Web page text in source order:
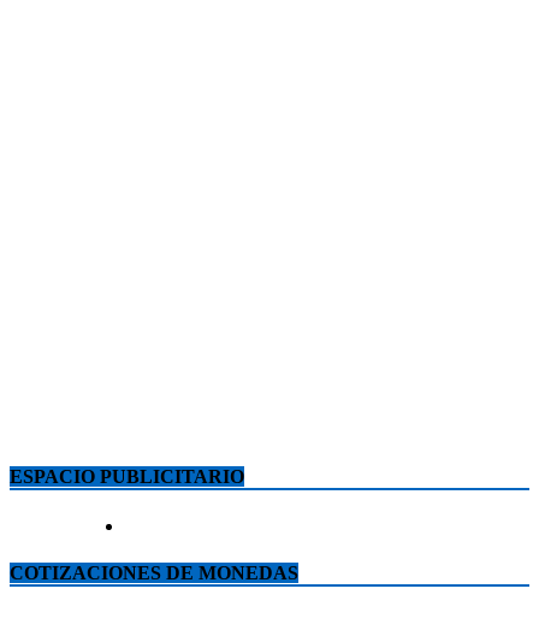
ESPACIO PUBLICITARIO
COTIZACIONES DE MONEDAS